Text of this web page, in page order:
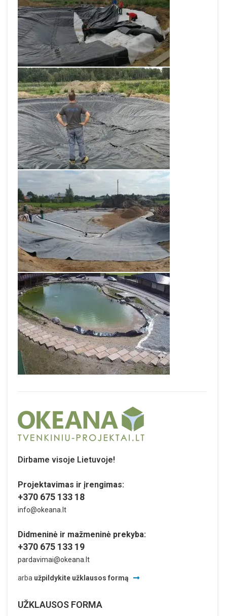
Dirbame visoje Lietuvoje!
Projektavimas ir įrengimas:
+370 675 133 18
info@okeana.lt
Didmeninė ir mažmeninė prekyba:
+370 675 133 19
pardavimai@okeana.lt
arba užpildykite užklausos formą
UŽKLAUSOS FORMA